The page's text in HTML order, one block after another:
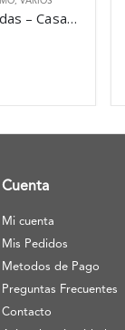
Casas Encantadas – Casares Rafael
Cuenta
Mi cuenta
Mis Pedidos
Metodos de Pago
Preguntas Frecuentes
Contacto